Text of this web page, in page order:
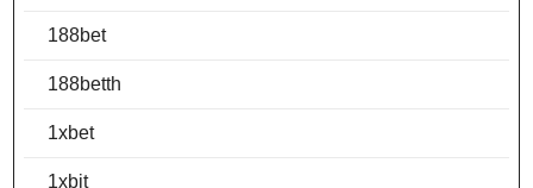
188bet
188betth
1xbet
1xbit